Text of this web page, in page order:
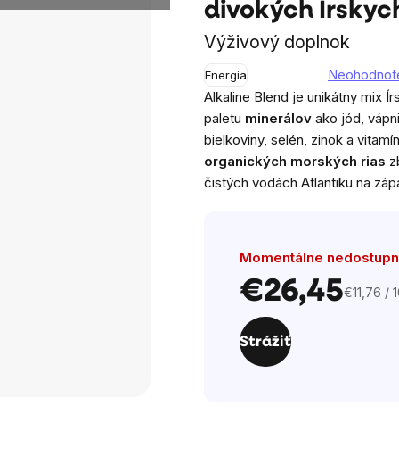
divokých
Výživový doplnok
Energia
hodnotenie
produktu
je
0,0
z
Alkaline Blend je unikátny mix
paletu minerálov ako jód,
bielkoviny, selén, zinok a
organických morských rias
čistých vodách Atlantiku na
Momentálne
€26,45€11,76 /
Strážiť